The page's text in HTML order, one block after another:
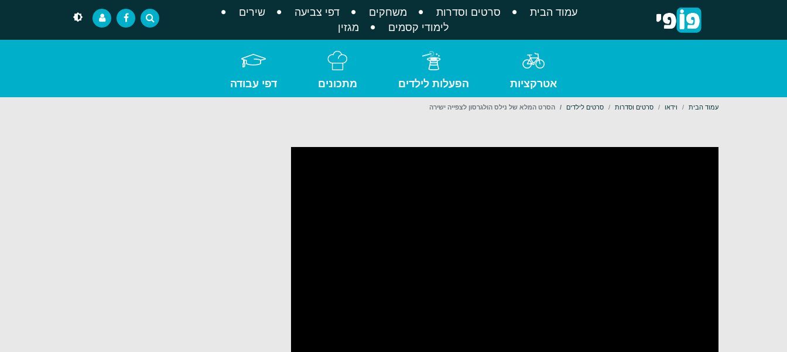
עמוד הבית סרטים וסדרות משחקים דפי צביעה
שירים
לימודי קסמים
מגזין
אטרקציות הפעלות לילדים מתכונים דפי עבודה
עמוד הבית וידאו סרטים וסדרות סרטים לילדים הסרט המלא של נילס הולגרסון לצפייה ישירה